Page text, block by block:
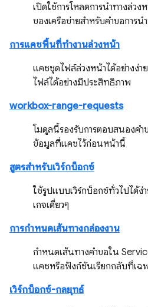
เปิดใช้การโหลดการนำทางล่ว
ของเครือข่ายสำหรับคำขอการน
การแคชพื้นที่ทำงานล่วงหน้า
แคชชุดไฟล์ล่วงหน้าได้อย่างง่า
ไฟล์ได้อย่างมีประสิทธิภาพ
workbox-range-requests
โมดูลนี้รองรับการตอบสนองคำ
ข้อมูลที่แคชไว้ก่อนหน้านี้
สูตรสำหรับเวิร์กบ็อกซ์
ใช้รูปแบบเวิร์กบ็อกซ์ทั่วไปได้ง่
เกจเดี่ยวๆ
การกำหนดเส้นทางกล่องงาน
กำหนดเส้นทางคำขอใน
แคชหรือฟังก์ชันเรียกกลับที่เฉพ
เวิร์กบ็อกซ์-กลยุทธ์